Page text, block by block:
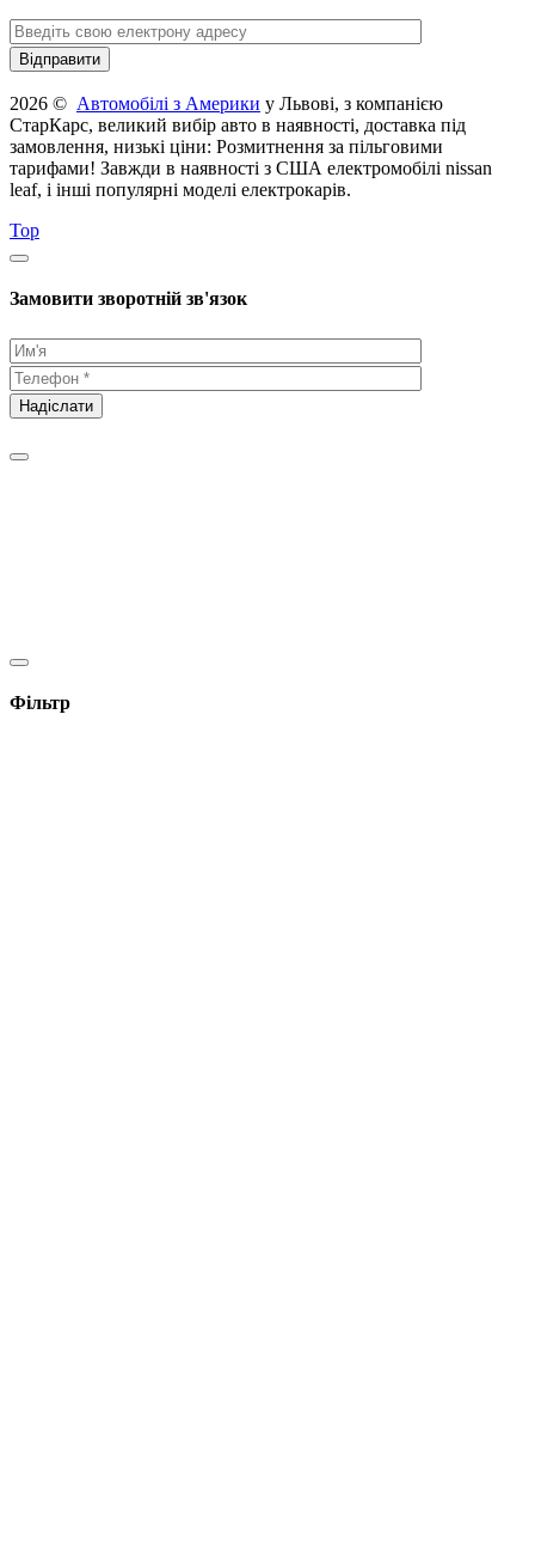
2026 © Автомобілі з Америки у Львові, з компанією
СтарКарс, великий вибір авто в наявності, доставка під
замовлення, низькі ціни: Розмитнення за пільговими
тарифами! Завжди в наявності з США електромобілі nissan
leaf, і інші популярні моделі електрокарів.
Top
Замовити зворотній зв'язок
Фільтр